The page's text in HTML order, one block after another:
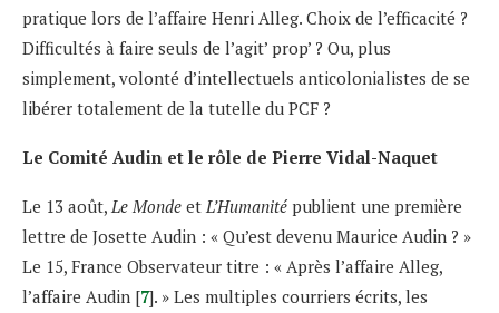
pratique lors de l’affaire Henri Alleg. Choix de l’efficacité ?
Difficultés à faire seuls de l’agit’ prop’ ? Ou, plus
simplement, volonté d’intellectuels anticolonialistes de se
libérer totalement de la tutelle du PCF ?
Le Comité Audin et le rôle de Pierre Vidal-Naquet
Le 13 août, Le Monde et L’Humanité publient une première
lettre de Josette Audin : « Qu’est devenu Maurice Audin ? »
Le 15, France Observateur titre : « Après l’affaire Alleg,
l’affaire Audin [7]. » Les multiples courriers écrits, les